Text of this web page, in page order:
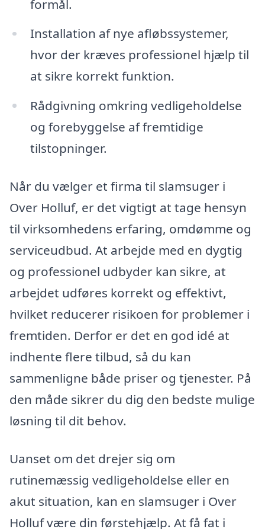
formål.
Installation af nye afløbssystemer,
hvor der kræves professionel hjælp til
at sikre korrekt funktion.
Rådgivning omkring vedligeholdelse
og forebyggelse af fremtidige
tilstopninger.
Når du vælger et firma til slamsuger i
Over Holluf, er det vigtigt at tage hensyn
til virksomhedens erfaring, omdømme og
serviceudbud. At arbejde med en dygtig
og professionel udbyder kan sikre, at
arbejdet udføres korrekt og effektivt,
hvilket reducerer risikoen for problemer i
fremtiden. Derfor er det en god idé at
indhente flere tilbud, så du kan
sammenligne både priser og tjenester. På
den måde sikrer du dig den bedste mulige
løsning til dit behov.
Uanset om det drejer sig om
rutinemæssig vedligeholdelse eller en
akut situation, kan en slamsuger i Over
Holluf være din førstehjælp. At få fat i